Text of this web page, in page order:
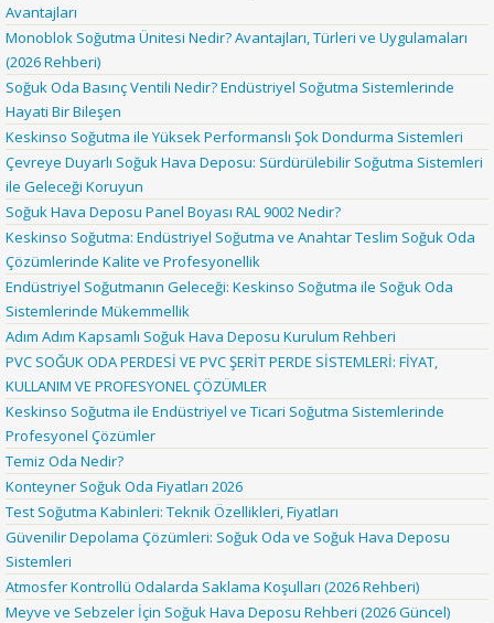
Avantajları
Monoblok Soğutma Ünitesi Nedir? Avantajları, Türleri ve Uygulamaları
(2026 Rehberi)
Soğuk Oda Basınç Ventili Nedir? Endüstriyel Soğutma Sistemlerinde
Hayati Bir Bileşen
Keskinso Soğutma ile Yüksek Performanslı Şok Dondurma Sistemleri
Çevreye Duyarlı Soğuk Hava Deposu: Sürdürülebilir Soğutma Sistemleri
ile Geleceği Koruyun
Soğuk Hava Deposu Panel Boyası RAL 9002 Nedir?
Keskinso Soğutma: Endüstriyel Soğutma ve Anahtar Teslim Soğuk Oda
Çözümlerinde Kalite ve Profesyonellik
Endüstriyel Soğutmanın Geleceği: Keskinso Soğutma ile Soğuk Oda
Sistemlerinde Mükemmellik
Adım Adım Kapsamlı Soğuk Hava Deposu Kurulum Rehberi
PVC SOĞUK ODA PERDESİ VE PVC ŞERİT PERDE SİSTEMLERİ: FİYAT,
KULLANIM VE PROFESYONEL ÇÖZÜMLER
Keskinso Soğutma ile Endüstriyel ve Ticari Soğutma Sistemlerinde
Profesyonel Çözümler
Temiz Oda Nedir?
Konteyner Soğuk Oda Fiyatları 2026
Test Soğutma Kabinleri: Teknik Özellikleri, Fiyatları
Güvenilir Depolama Çözümleri: Soğuk Oda ve Soğuk Hava Deposu
Sistemleri
Atmosfer Kontrollü Odalarda Saklama Koşulları (2026 Rehberi)
Meyve ve Sebzeler İçin Soğuk Hava Deposu Rehberi (2026 Güncel)